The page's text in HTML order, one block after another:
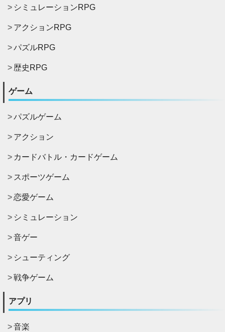
シミュレーションRPG
アクションRPG
パズルRPG
歴史RPG
ゲーム
パズルゲーム
アクション
カードバトル・カードゲーム
スポーツゲーム
恋愛ゲーム
シミュレーション
音ゲー
シューティング
戦争ゲーム
アプリ
音楽